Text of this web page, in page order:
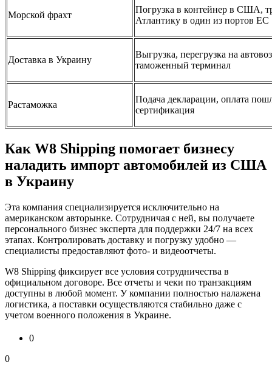
Морской фрахт
Погрузка в контейнер в США,
Атлантику в один из портов ЕС
Доставка в Украину
Выгрузка, перегрузка на
таможенный терминал
Растаможка
Подача декларации, оплата
сертификация
Как W8 Shipping помогает бизнесу
наладить импорт автомобилей из США
в Украину
Эта компания специализируется исключительно на
американском авторынке. Сотрудничая с ней, вы получаете
персонального бизнес эксперта для поддержки 24/7 на всех
этапах. Контролировать доставку и погрузку удобно —
специалисты предоставляют фото- и видеоотчеты.
W8 Shipping фиксирует все условия сотрудничества в
официальном договоре. Все отчеты и чеки по транзакциям
доступны в любой момент. У компании полностью налажена
логистика, а поставки осуществляются стабильно даже с
учетом военного положения в Украине.
0
0